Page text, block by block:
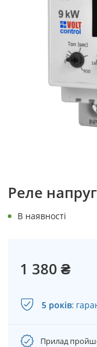
Реле
В наявності
1 380 ₴
5 років:
Прилад